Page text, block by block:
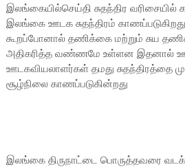
இலங்கையில்செய்தி சுதந்திர வரிசையில்
இலங்கை ஊடக சுதந்திரம்
கூறப்போனால் தணிக்கை மற்றும் சுய
அதிகரித்த வண்ணமே உள்ளன இதனால்
ஊடகவியலாளர்கள் தமது சுதந்திரத்தை
சூழ்நிலை காணப்படுகின்றது
இலங்கை திருநாட்டை பொருத்தவரை